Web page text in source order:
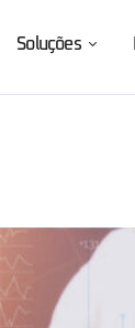
Soluções